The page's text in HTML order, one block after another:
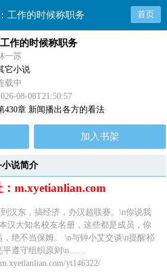
工作的时候称职务 首页
作的时候称职务
一苏
它小说
载中
08-08T21:50:57
430章 新闻播出各方的看法
加入书架
说简介
m.xyetianlian.com
到汉东，搞经济，办汉超联赛。\n你说我
汉大知名校友名册，这些都是成员，你
绝不当保姆。 \n与钟小艾交谈\n提醒祁
平遵守组织原则\n……
yt146322/